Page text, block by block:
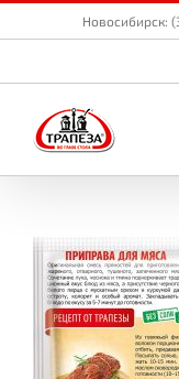
Skip
Новосибирск: